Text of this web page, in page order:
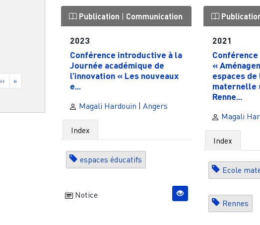
Page suivante
›› Dernière page
»
Publication | Communication
2023
Conférence introductive à la
Journée académique de
l’innovation « Les nouveaux
e...
Magali Hardouin Angers
Index
espaces éducatifs
Notice
2021
Conférence
«
espaces de
maternelle
Renne...
Magali
Index
Ecole
Rennes